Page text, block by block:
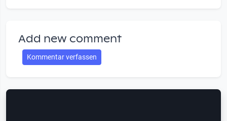
Add new comment
Kommentar verfassen